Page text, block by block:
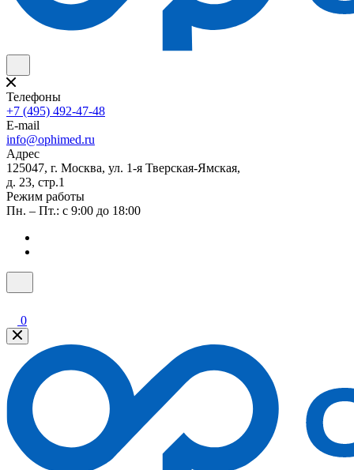
Телефоны
+7 (495) 492-47-48
E-mail
info@ophimed.ru
Адрес
125047, г. Москва, ул. 1-я Тверская-Ямская,
д. 23, стр.1
Режим работы
Пн. – Пт.: с 9:00 до 18:00
0